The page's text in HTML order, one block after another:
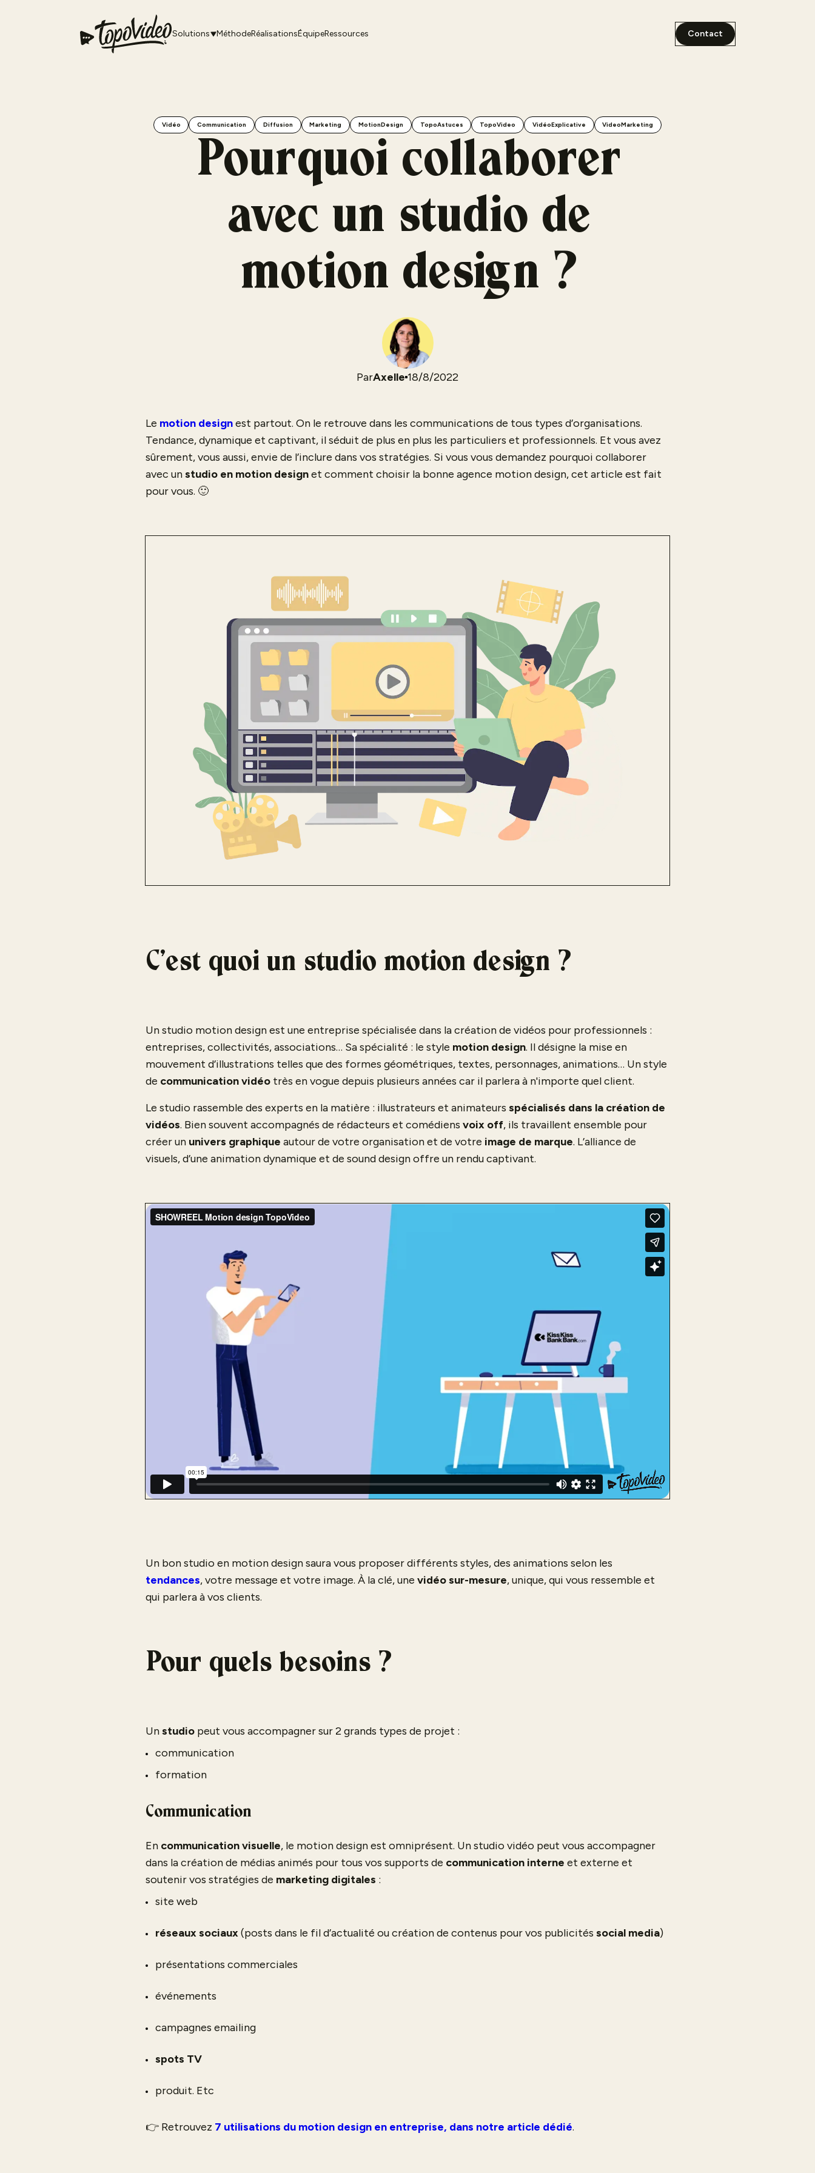
Solutions MéthodeRéalisationsÉquipeRessources Contact
Vidéo Communication Diffusion Marketing MotionDesign TopoAstuces TopoVideo VidéoExplicative VideoMarketing
Pourquoi collaborer
avec un studio de
motion design ?
ParAxelle 18/8/2022
Le motion designest partout. On le retrouve dans les communications de tous types d’organisations.
Tendance, dynamique et captivant, il séduit de plus en plus les particuliers et professionnels. Et vous avez
sûrement, vous aussi, envie de l’inclure dans vos stratégies. Si vous vous demandez pourquoi collaborer
avec unstudio en motion designet comment choisir la bonne agence motion design, cet article est fait
pour vous. 🙂
C’est quoi un studio motion design ?
Un studio motion design est une entreprise spécialisée dans la création de vidéos pour professionnels :
entreprises, collectivités, associations… Sa spécialité : le style motion design. Il désigne la mise en
mouvement d’illustrations telles que des formes géométriques, textes, personnages, animations… Un style
de communication vidéo très en vogue depuis plusieurs années car il parlera à n'importe quel client.
Le studio rassemble des experts en la matière : illustrateurs et animateurs spécialisés dans la création de
vidéos. Bien souvent accompagnés de rédacteurs et comédiens voix off, ils travaillent ensemble pour
créer un univers graphique autour de votre organisation et de votre image de marque. L’alliance de
visuels, d’une animation dynamique et de sound design offre un rendu captivant.
Un bon studio en motion design saura vous proposer différents styles, des animations selon les
tendances, votre message et votre image. À la clé, une vidéo sur-mesure, unique, qui vous ressemble et
qui parlera à vos clients.
Pour quels besoins ?
Unstudio peut vous accompagner sur 2 grands types de projet :
communication
formation
Communication
En communication visuelle, le motion design est omniprésent. Un studio vidéo peut vous accompagner
dans la création de médias animés pour tous vos supports de communication interne et externe et
soutenir vos stratégies de marketing digitales :
site web
réseaux sociaux(posts dans le fil d’actualité ou création de contenus pour vos publicités social media)
présentations commerciales
événements
campagnes emailing
spots TV
produit. Etc
👉 Retrouvez 7 utilisations du motion design en entreprise, dans notre article dédié.